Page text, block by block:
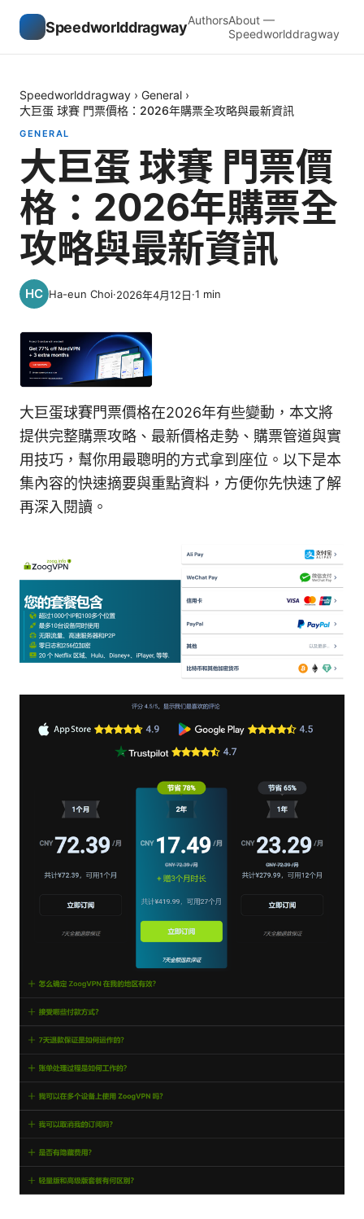
SpeedworlddragwayAuthorsAbout —
Speedworlddragway
Speedworlddragway › General ›
大巨蛋 球賽 門票價格：2026年購票全攻略與最新資訊
GENERAL
大巨蛋 球賽 門票價
格：2026年購票全
攻略與最新資訊
Ha-eun Choi·2026年4月12日·1 min
大巨蛋球賽門票價格在2026年有些變動，本文將
提供完整購票攻略、最新價格走勢、購票管道與實
用技巧，幫你用最聰明的方式拿到座位。以下是本
集內容的快速摘要與重點資料，方便你先快速了解
再深入閱讀。